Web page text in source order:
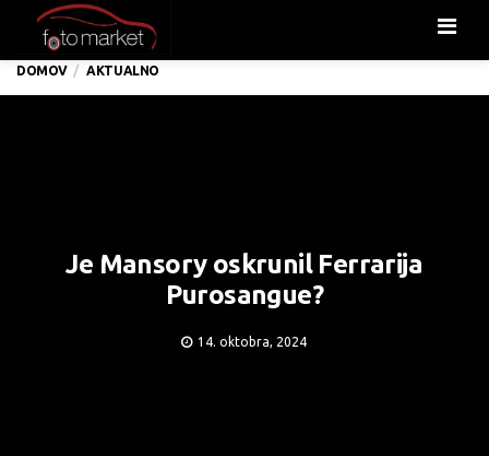
DOMOV AKTUALNO
Je Mansory oskrunil Ferrarija
Purosangue?
14. oktobra, 2024